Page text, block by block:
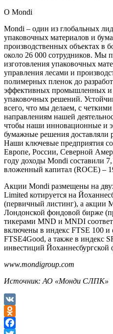
О Mondi
Mondi – один из глобальных
упаковочных материалов и
производственных объектах в
около 26 000 сотрудников. Мы
изготовления упаковочных
управления лесами и
полимерных пленок до
эффективных промышленных и
упаковочных решений.
всего, что мы делаем, с четкими
направлениям нашей
чтобы наши инновационные и
бумажные решения доставляли
Наши ключевые предприятия
Европе, России, Северной
году доходы Mondi составили
вложенный капитал (ROCE) –
Акции Mondi размещены на
Limited котируется на
(первичный листинг), а акции
Лондонской фондовой бирже
тикерами MND и MNDI
включены в индекс FTSE 100 и
FTSE4Good, а также в индекс
инвестиций
www.mondigroup.com
Источник: АО «Монди СЛПК»
VK
Odnoklassniki